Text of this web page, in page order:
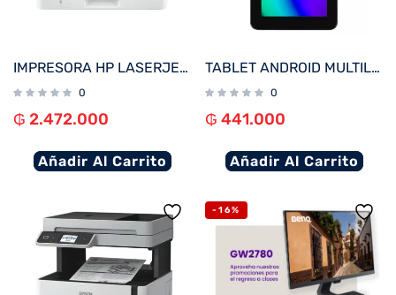
IMPRESORA HP LASERJET PRO 4003DW IMP/RED/USB/WIFI 220V
0
₲ 2.472.000
Añadir Al Carrito
TABLET ANDROID MULTILASER NB600 M7 QC/32GB/2G/7″/WIFI/NEGRO
0
₲ 441.000
Añadir Al Carrito
-16%